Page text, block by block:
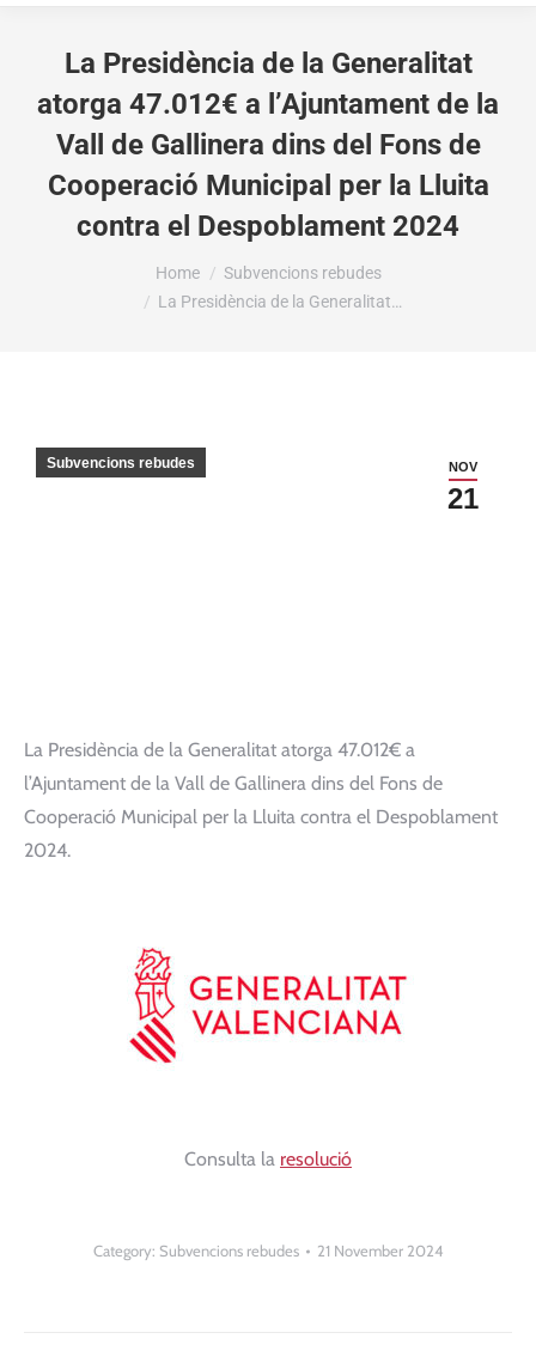
La Presidència de la Generalitat
atorga 47.012€ a l’Ajuntament de la
Vall de Gallinera dins del Fons de
Cooperació Municipal per la Lluita
contra el Despoblament 2024
Home
Subvencions rebudes
La Presidència de la Generalitat…
NOV
21
Subvencions rebudes
La Presidència de la Generalitat atorga 47.012€ a
l’Ajuntament de la Vall de Gallinera dins del Fons de
Cooperació Municipal per la Lluita contra el Despoblament
2024.
Consulta la resolució
Category: Subvencions rebudes 21 November 2024